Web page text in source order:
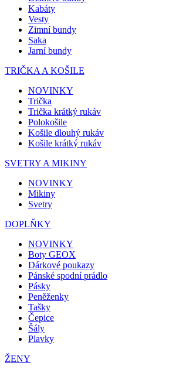
Kabáty
Vesty
Zimní bundy
Saka
Jarní bundy
TRIČKA A KOŠILE
NOVINKY
Trička
Trička krátký rukáv
Polokošile
Košile dlouhý rukáv
Košile krátký rukáv
SVETRY A MIKINY
NOVINKY
Mikiny
Svetry
DOPLŇKY
NOVINKY
Boty GEOX
Dárkové poukazy
Pánské spodní prádlo
Pásky
Peněženky
Tašky
Čepice
Šály
Plavky
ŽENY